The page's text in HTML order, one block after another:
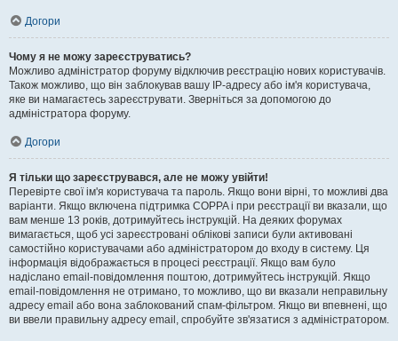
Догори
Чому я не можу зареєструватись?
Можливо адміністратор форуму відключив реєстрацію нових користувачів.
Також можливо, що він заблокував вашу IP-адресу або ім'я користувача,
яке ви намагаєтесь зареєструвати. Зверніться за допомогою до
адміністратора форуму.
Догори
Я тільки що зареєструвався, але не можу увійти!
Перевірте свої ім'я користувача та пароль. Якщо вони вірні, то можливі два
варіанти. Якщо включена підтримка COPPA і при реєстрації ви вказали, що
вам менше 13 років, дотримуйтесь інструкцій. На деяких форумах
вимагається, щоб усі зареєстровані облікові записи були активовані
самостійно користувачами або адміністратором до входу в систему. Ця
інформація відображається в процесі реєстрації. Якщо вам було
надіслано email-повідомлення поштою, дотримуйтесь інструкцій. Якщо
email-повідомлення не отримано, то можливо, що ви вказали неправильну
адресу email або вона заблокований спам-фільтром. Якщо ви впевнені, що
ви ввели правильну адресу email, спробуйте зв'язатися з адміністратором.